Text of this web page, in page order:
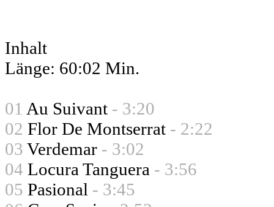
Inhalt
Länge: 60:02 Min.
01 Au Suivant - 3:20
02 Flor De Montserrat - 2:22
03 Verdemar - 3:02
04 Locura Tanguera - 3:56
05 Pasional - 3:45